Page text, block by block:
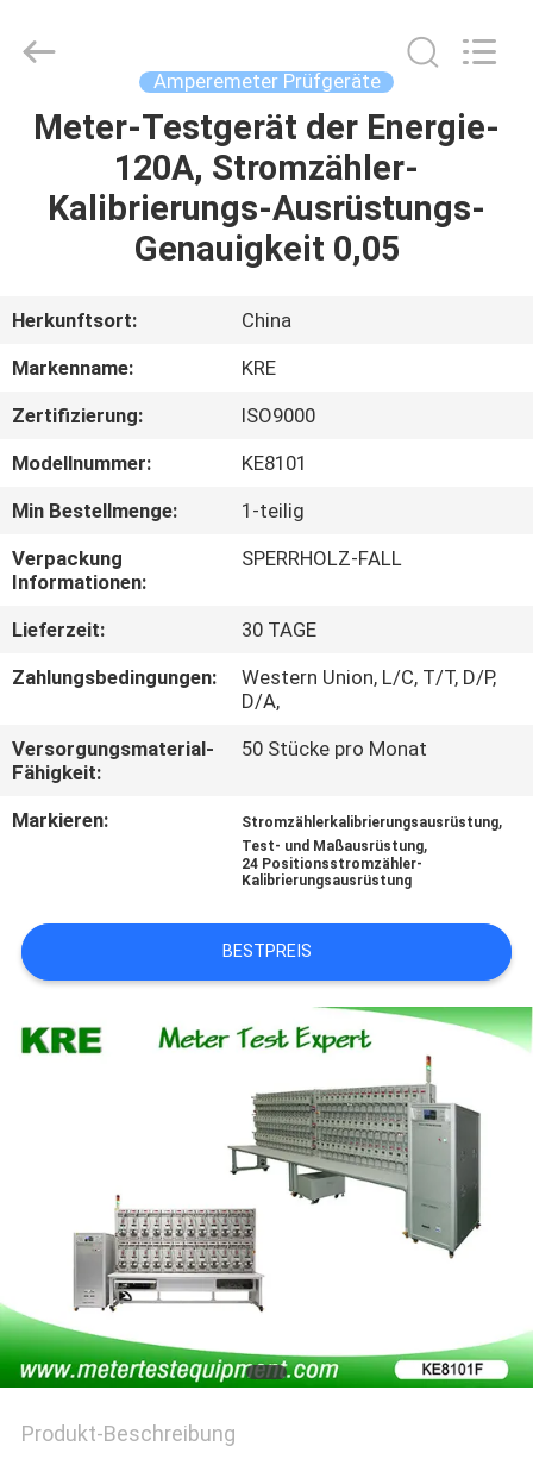
HEIM
PRODUKTE
UNS
AUSFLUG
QUALITÄTSKONTROLLE
TRETEN
SIE
MIT
IN
VERBINDUNG
EIN
ZITAT
SITEMAP
Ltd..
Amperemeter Prüfgeräte
Meter-Testgerät der Energie-
120A, Stromzähler-
Kalibrierungs-Ausrüstungs-
Genauigkeit 0,05
Herkunftsort:
China
Markenname:
KRE
Zertifizierung:
ISO9000
Modellnummer:
KE8101
Min Bestellmenge:
1-teilig
Verpackung
Informationen:
SPERRHOLZ-FALL
Lieferzeit:
30 TAGE
Zahlungsbedingungen:
Western Union, L/C, T/T, D/P,
D/A,
Versorgungsmaterial-
Fähigkeit:
50 Stücke pro Monat
Markieren: Stromzählerkalibrierungsausrüstung,
Test- und Maßausrüstung,
24 Positionsstromzähler-
Kalibrierungsausrüstung
BESTPREIS
Produkt-Beschreibung